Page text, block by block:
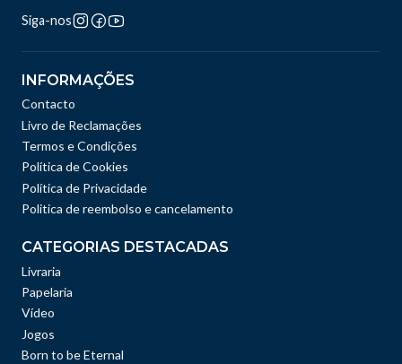
Siga-nos
INFORMAÇÕES
Contacto
Livro de Reclamações
Termos e Condições
Política de Cookies
Política de Privacidade
Politica de reembolso e cancelamento
CATEGORIAS DESTACADAS
Livraria
Papelaria
Vídeo
Jogos
Born to be Eternal